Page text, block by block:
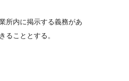
所内に掲示する義務があ
ることとする。